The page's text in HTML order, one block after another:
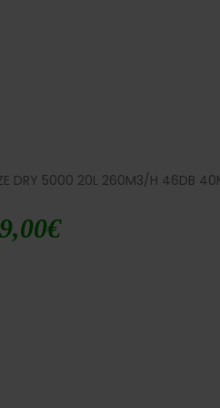
DRY 5000 20L 260M3/H 46DB
€